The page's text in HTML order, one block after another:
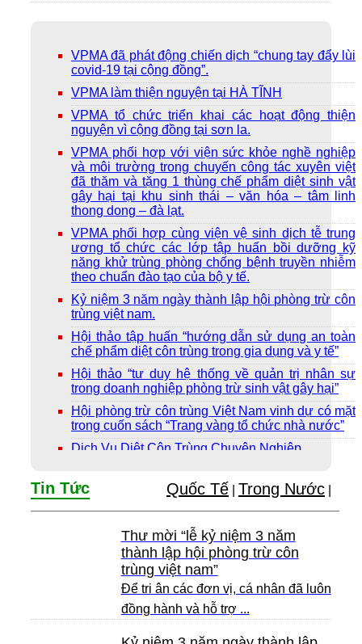
VPMA đã phát động chiến dịch “chung tay đẩy lùi
covid-19 tại cộng đồng”.
VPMA làm thiện nguyện tại HÀ TĨNH
VPMA tổ chức triển khai các hoạt động thiện
nguyện vì cộng đồng tại sơn la.
VPMA phối hợp với viện sức khỏe nghề nghiệp
và môi trường trong chuyến công tác xuyên việt
đã thăm và tặng 1 thùng chế phẩm diệt sinh vật
gây hại tại khu sinh thái – văn hóa – tâm linh
thong dong – đà lạt.
VPMA phối hợp cùng viện vệ sinh dịch tễ trung
ương tổ chức các lớp tập huấn bồi dưỡng kỹ
năng khử trùng phòng chống bệnh truyền nhiễm
theo chuẩn đào tạo của bộ y tế.
Kỷ niệm 3 năm ngày thành lập hội phòng trừ côn
trùng việt nam.
Hội thảo tập huấn “hướng dẫn sử dụng an toàn
chế phẩm diệt côn trùng trong gia dụng và y tế”
Hội thảo “tư duy hệ thống về quản trị nhân sự
trong doanh nghiệp phòng trừ sinh vật gây hại”
Hội phòng trừ côn trùng Việt Nam vinh dự có mặt
trong cuốn sách “Trang vàng tổ chức nhà nước”
Dịch Vụ Diệt Côn Trùng Chuyên Nghiệp
Tin Tức Quốc Tế Trong Nước
Thư mời “lễ kỷ niệm 3 năm
thành lập hội phòng trừ côn
trùng việt nam”
Để tri ân các đơn vị, cá nhân đã luôn
đồng hành và hỗ trợ ...